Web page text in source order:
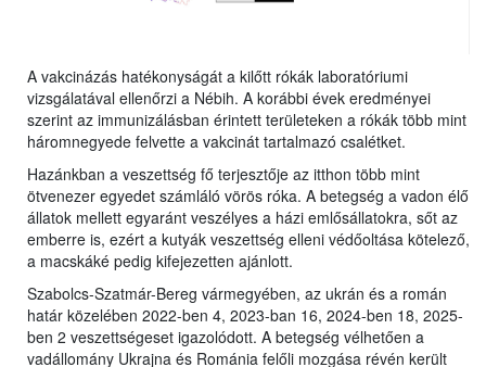
A vakcinázás hatékonyságát a kilőtt rókák laboratóriumi
vizsgálatával ellenőrzi a Nébih. A korábbi évek eredményei
szerint az immunizálásban érintett területeken a rókák több mint
háromnegyede felvette a vakcinát tartalmazó csalétket.
Hazánkban a veszettség fő terjesztője az itthon több mint
ötvenezer egyedet számláló vörös róka. A betegség a vadon élő
állatok mellett egyaránt veszélyes a házi emlősállatokra, sőt az
emberre is, ezért a kutyák veszettség elleni védőoltása kötelező,
a macskáké pedig kifejezetten ajánlott.
Szabolcs-Szatmár-Bereg vármegyében, az ukrán és a román
határ közelében 2022-ben 4, 2023-ban 16, 2024-ben 18, 2025-
ben 2 veszettségeset igazolódott. A betegség vélhetően a
vadállomány Ukrajna és Románia felőli mozgása révén került